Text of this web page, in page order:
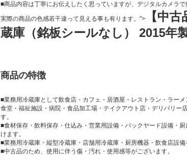
■商品内容は丁寧にお伝えしたく思っていますが、デジタルカメラ
実際の商品の色感若干違って見える事も有ります。">
【中
蔵庫（銘板シールなし） 2015年
商品の特徴
■業務用冷蔵庫として飲食店・カフェ・居酒屋・レストラン・ラー
食堂・福祉施設・病院・食品加工場・テイクアウト店・デリバリー
す。
■食材保存・飲料保存・仕込み・営業用設備・バックヤード設備・
けます。
■業務用冷蔵庫・縦型冷蔵庫・店舗用冷蔵庫・厨房機器・飲食店設備
■中古品のため、使用に伴う傷・汚れ・使用感等がございます。